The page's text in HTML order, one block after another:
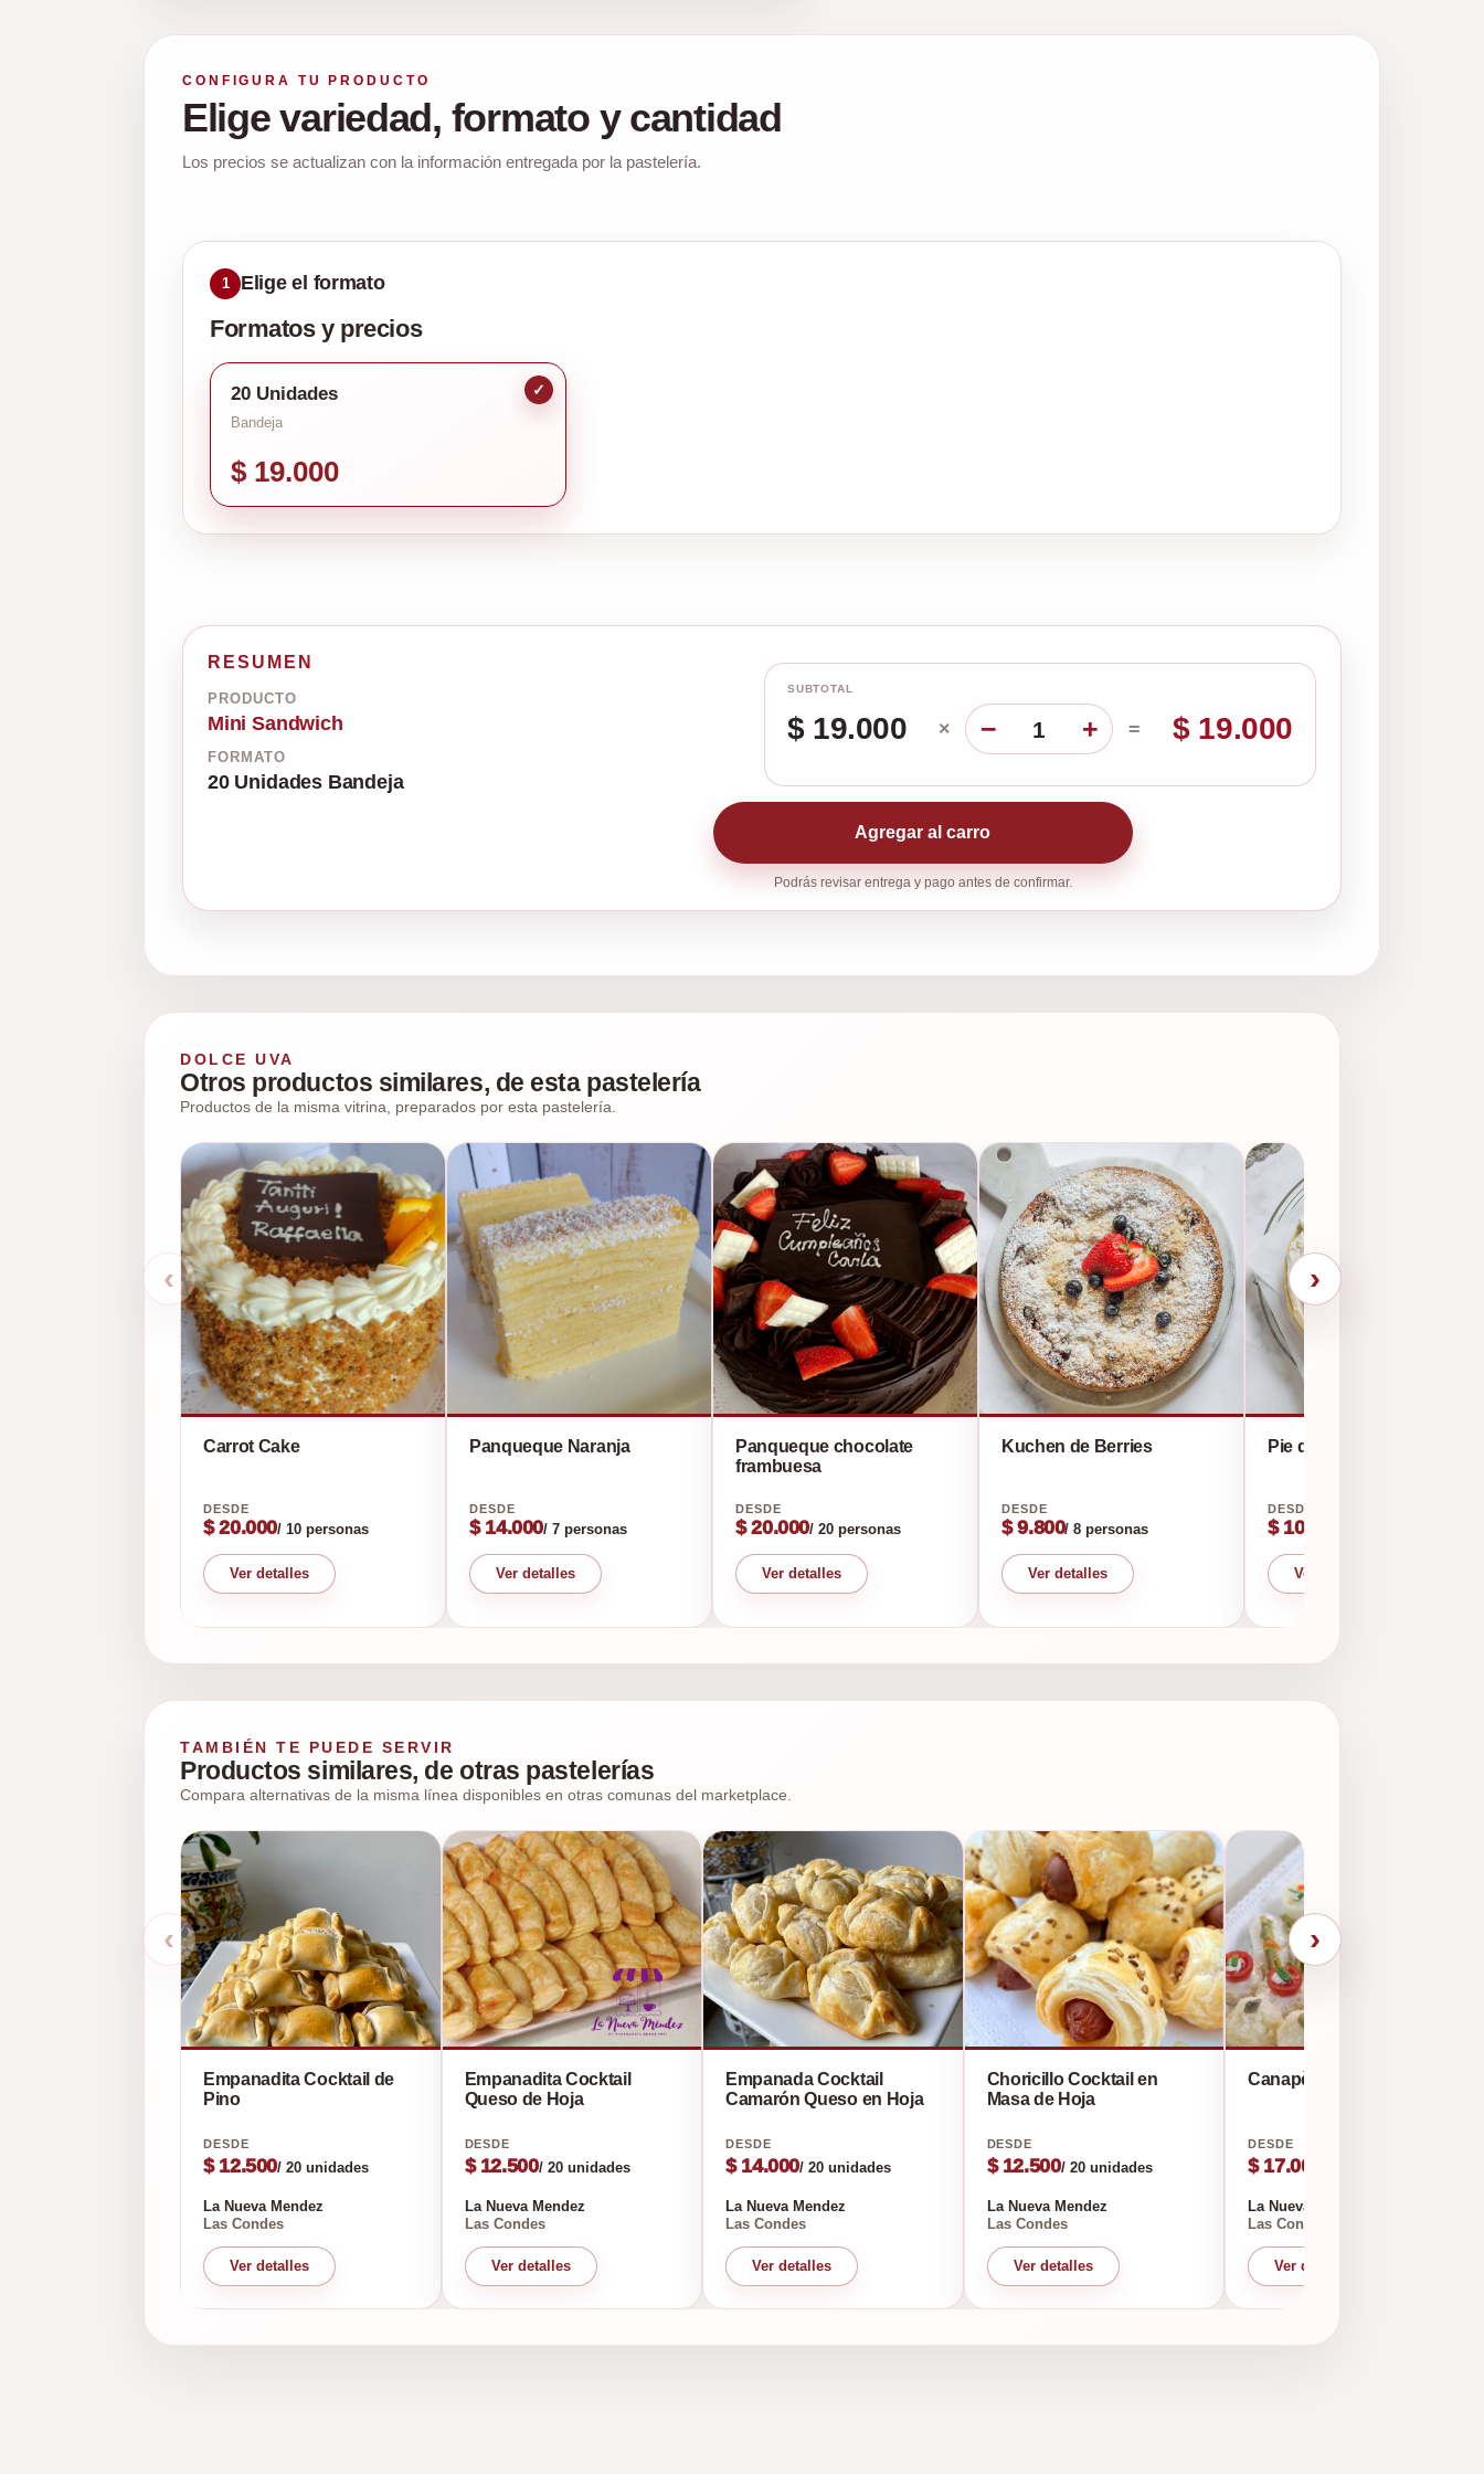
CONFIGURA TU PRODUCTO
Elige variedad, formato y cantidad
Los precios se actualizan con la información entregada por la pastelería.
1 Elige el formato
Formatos y precios
✓
20 Unidades
Bandeja
$ 19.000
RESUMEN
PRODUCTO
Mini Sandwich
FORMATO
20 Unidades Bandeja
SUBTOTAL
$ 19.000 × − 1 + = $ 19.000
Agregar al carro
Podrás revisar entrega y pago antes de confirmar.
DOLCE UVA
Otros productos similares, de esta pastelería
Productos de la misma vitrina, preparados por esta pastelería.
‹
Carrot Cake
$ 20.000/ 10 personas
Ver detalles
Panqueque Naranja
$ 14.000/ 7 personas
Ver detalles
Panqueque chocolate
frambuesa
$ 20.000/ 20 personas
Ver detalles
Kuchen de Berries
$ 9.800/ 8 personas
Ver detalles
Pie de limón
$ 10.500
Ver detalles
›
TAMBIÉN TE PUEDE SERVIR
Productos similares, de otras pastelerías
Compara alternativas de la misma línea disponibles en otras comunas del marketplace.
‹
Empanadita Cocktail de
Pino
La Nueva Mendez
Las Condes
$ 12.500/ 20 unidades
Ver detalles
Empanadita Cocktail
Queso de Hoja
La Nueva Mendez
Las Condes
$ 12.500/ 20 unidades
Ver detalles
Empanada Cocktail
Camarón Queso en Hoja
La Nueva Mendez
Las Condes
$ 14.000/ 20 unidades
Ver detalles
Choricillo Cocktail en
Masa de Hoja
La Nueva Mendez
Las Condes
$ 12.500/ 20 unidades
Ver detalles
Canapè
La Nueva Mendez
Las Condes
$ 17.000
Ver detalles
›